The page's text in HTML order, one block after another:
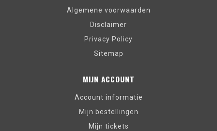
Algemene voorwaarden
Disclaimer
Privacy Policy
Sitemap
MIJN ACCOUNT
Account informatie
Mijn bestellingen
Mijn tickets